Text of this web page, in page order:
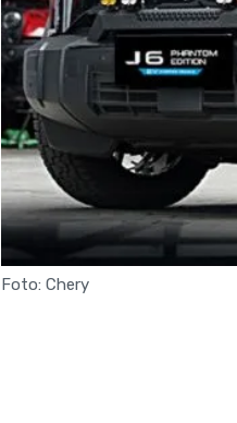
Foto: Chery